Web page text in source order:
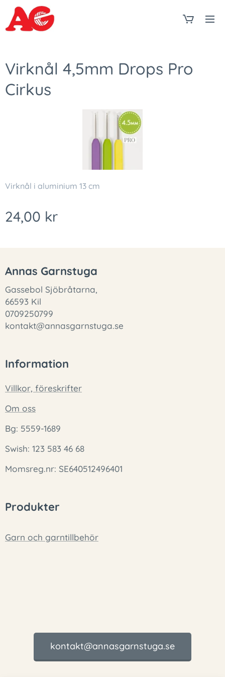
Virknål 4,5mm Drops Pro
Cirkus
Virknål i aluminium 13 cm
24,00 kr
Annas Garnstuga
Gassebol Sjöbråtarna,
66593 Kil
0709250799
kontakt@annasgarnstuga.se
Information
Villkor, föreskrifter
Om oss
Bg: 5559-1689
Swish: 123 583 46 68
Momsreg.nr: SE640512496401
Produkter
Garn och garntillbehör
kontakt@annasgarnstuga.se